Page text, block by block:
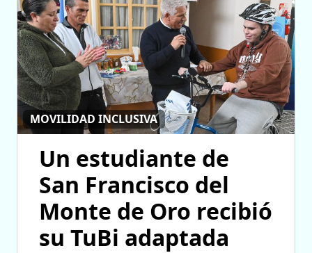
MOVILIDAD INCLUSIVA
Un estudiante de
San Francisco del
Monte de Oro recibió
su TuBi adaptada